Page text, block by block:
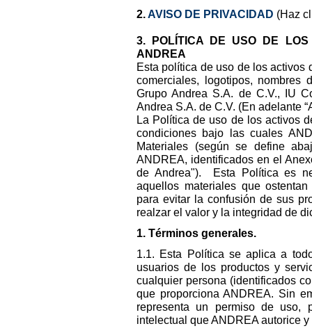
2.AVISO DE PRIVACIDAD (Haz
3. POLÍTICA DE USO DE LOS
ANDREA
Esta política de uso de los activos
comerciales, logotipos, nombres
Grupo Andrea S.A. de C.V., IU
Andrea S.A. de C.V. (En adelante
La Política de uso de los activos
condiciones bajo las cuales
Materiales (según se define
ANDREA, identificados en el
de Andrea"). Esta Política es
aquellos materiales que
para evitar la confusión de sus
realzar el valor y la integridad de
1. Términos generales.
1.1. Esta Política se aplica a
usuarios de los productos y
cualquier persona (identificados
que proporciona ANDREA. Sin
representa un permiso de uso,
intelectual que ANDREA autorice